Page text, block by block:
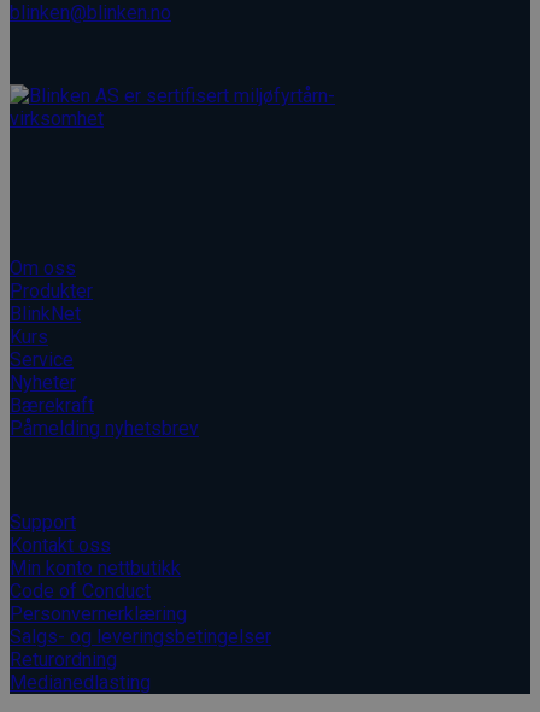
blinken@blinken.no
Om oss
Produkter
BlinkNet
Kurs
Service
Nyheter
Bærekraft
Påmelding nyhetsbrev
Support
Kontakt oss
Min konto nettbutikk
Code of Conduct
Personvernerklæring
Salgs- og leveringsbetingelser
Returordning
Medianedlasting